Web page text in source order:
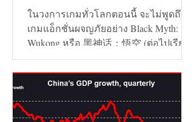
ในวงการเกมทั่วโลกตอนนี้ จะไม่พูดถึง
เกมแอ็กชั่นผจญภัยอย่าง Black Myth:
Wukong หรือ 黑神话：悟空 (ต่อไปเรียก
ว่า เกมหงอคง) ไม่ได้เลย...